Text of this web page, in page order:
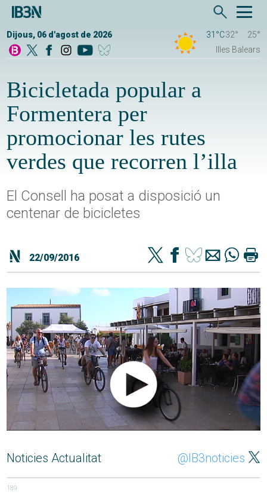
Dijous, 06 d'agost de 2026 31°C32°
25°
Illes Balears
Bicicletada popular a
Formentera per
promocionar les rutes
verdes que recorren l’illa
El Consell ha posat a disposició un
centenar de bicicletes
22/09/2016
Noticies Actualitat @IB3noticies
189